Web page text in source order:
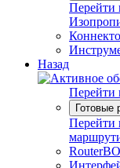
Перейти
Назад
Перейти
Готовые
Перейти